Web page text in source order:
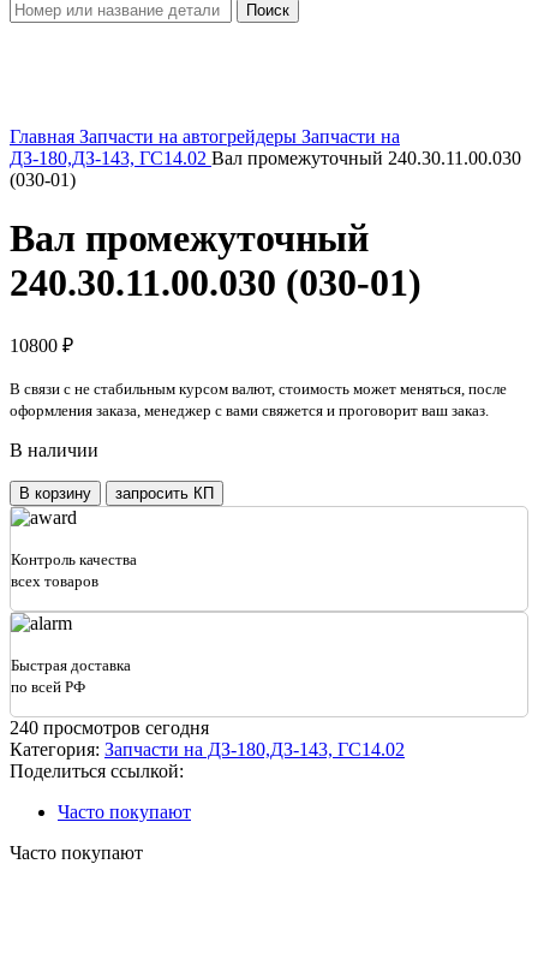
Поиск
Главная Запчасти на автогрейдеры Запчасти на
ДЗ-180,ДЗ-143, ГС14.02 Вал промежуточный 240.30.11.00.030
(030-01)
Вал промежуточный
240.30.11.00.030 (030-01)
10800 ₽
В связи с не стабильным курсом валют, стоимость может меняться, после
оформления заказа, менеджер с вами свяжется и проговорит ваш заказ.
В наличии
Количество
товара
Вал
промежуточный
240.30.11.00.030
01)
В корзину запросить КП
Контроль качества
всех товаров
Быстрая доставка
по всей РФ
240 просмотров сегодня
Категория: Запчасти на ДЗ-180,ДЗ-143, ГС14.02
Поделиться ссылкой:
Часто покупают
Часто покупают